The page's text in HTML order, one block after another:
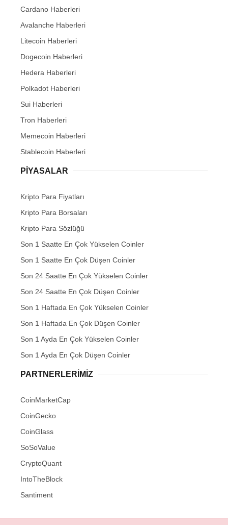
Cardano Haberleri
Avalanche Haberleri
Litecoin Haberleri
Dogecoin Haberleri
Hedera Haberleri
Polkadot Haberleri
Sui Haberleri
Tron Haberleri
Memecoin Haberleri
Stablecoin Haberleri
PIYASALAR
Kripto Para Fiyatları
Kripto Para Borsaları
Kripto Para Sözlüğü
Son 1 Saatte En Çok Yükselen Coinler
Son 1 Saatte En Çok Düşen Coinler
Son 24 Saatte En Çok Yükselen Coinler
Son 24 Saatte En Çok Düşen Coinler
Son 1 Haftada En Çok Yükselen Coinler
Son 1 Haftada En Çok Düşen Coinler
Son 1 Ayda En Çok Yükselen Coinler
Son 1 Ayda En Çok Düşen Coinler
PARTNERLERIMIZ
CoinMarketCap
CoinGecko
CoinGlass
SoSoValue
CryptoQuant
IntoTheBlock
Santiment